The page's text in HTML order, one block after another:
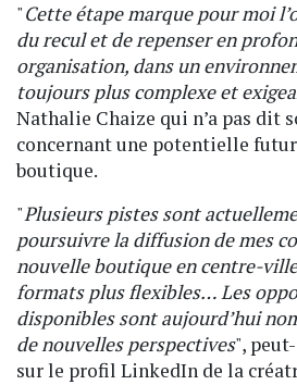
"Cette étape marque pour moi
du recul et de repenser en
organisation, dans un
toujours plus complexe et
Nathalie Chaize qui n’a pas dit
concernant une potentielle
boutique.
"Plusieurs pistes sont
poursuivre la diffusion de mes
nouvelle boutique en centre-
formats plus flexibles… Les
disponibles sont aujourd’hui
de nouvelles perspectives",
sur le profil LinkedIn de la